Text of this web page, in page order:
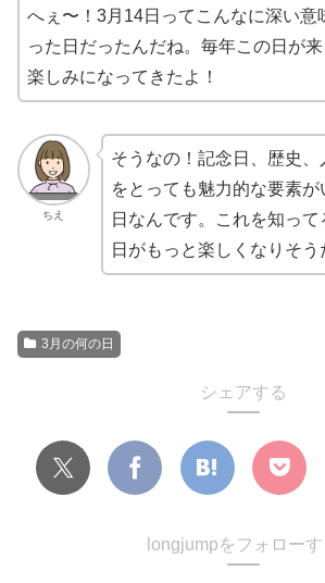
へぇ〜！3月14日ってこんなに深い意
った日だったんだね。毎年この日が
楽しみになってきたよ！
ちえ
そうなの！記念日、歴史
をとっても魅力的な要素
日なんです。これを知っ
日がもっと楽しくなりそう
3月の何の日
シェアする
longjumpをフォローす